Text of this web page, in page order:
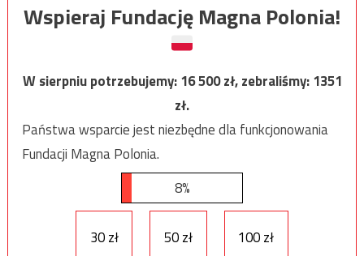
Wspieraj Fundację Magna Polonia!
W sierpniu potrzebujemy:16 500zł, zebraliśmy:1351
zł.
Państwa wsparcie jest niezbędne dla funkcjonowania
Fundacji Magna Polonia.
8%
30 zł 50 zł 100 zł